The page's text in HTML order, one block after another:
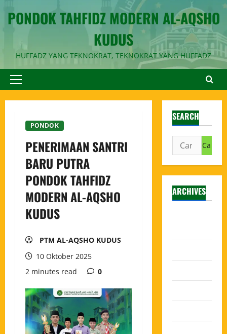
PONDOK TAHFIDZ MODERN AL-AQSHO
KUDUS
HUFFADZ YANG TEKNOKRAT, TEKNOKRAT YANG HUFFADZ
PONDOK
PENERIMAAN SANTRI
BARU PUTRA
PONDOK TAHFIDZ
MODERN AL-AQSHO
KUDUS
PTM AL-AQSHO KUDUS
10 Oktober 2025
2 minutes read
0
SEARCH
ARCHIVES